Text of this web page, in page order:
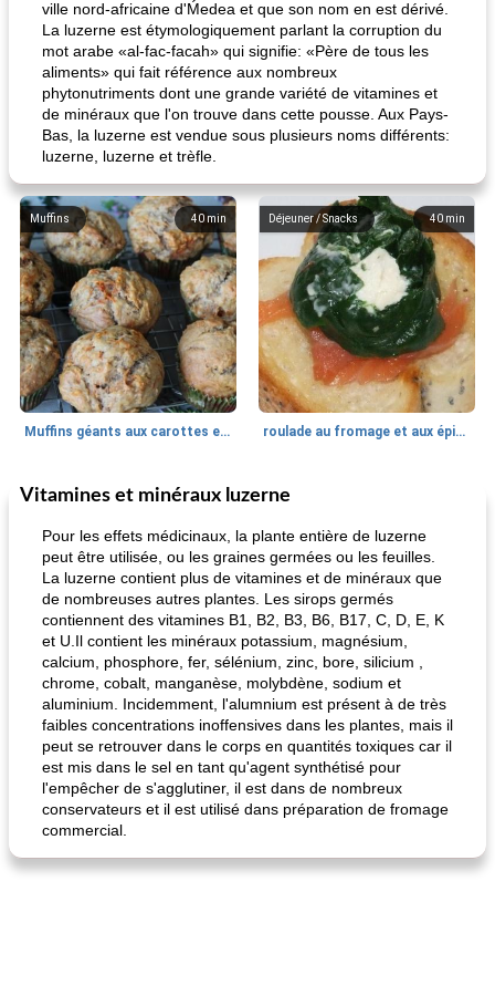
ville nord-africaine d'Ḿedea et que son nom en est dérivé.
La luzerne est étymologiquement parlant la corruption du
mot arabe «al-fac-facah» qui signifie: «Père de tous les
aliments» qui fait référence aux nombreux
phytonutriments dont une grande variété de vitamines et
de minéraux que l'on trouve dans cette pousse. Aux Pays-
Bas, la luzerne est vendue sous plusieurs noms différents:
luzerne, luzerne et trèfle.
40 min
Muffins
Muffins géants aux carottes et à la banane de Nif
40 min
Déjeuner / Snacks
roulade au fromage et aux épinards
30min
Marques de confiance: recettes et
fiesta tostadas
Viande et volaille
le méga's jopp joes
Vitamines et minéraux luzerne
Pour les effets médicinaux, la plante entière de luzerne
peut être utilisée, ou les graines germées ou les feuilles.
La luzerne contient plus de vitamines et de minéraux que
de nombreuses autres plantes. Les sirops germés
contiennent des vitamines B1, B2, B3, B6, B17, C, D, E, K
et U.Il contient les minéraux potassium, magnésium,
calcium, phosphore, fer, sélénium, zinc, bore, silicium ,
chrome, cobalt, manganèse, molybdène, sodium et
aluminium. Incidemment, l'alumnium est présent à de très
faibles concentrations inoffensives dans les plantes, mais il
peut se retrouver dans le corps en quantités toxiques car il
est mis dans le sel en tant qu'agent synthétisé pour
l'empêcher de s'agglutiner, il est dans de nombreux
conservateurs et il est utilisé dans préparation de fromage
commercial.